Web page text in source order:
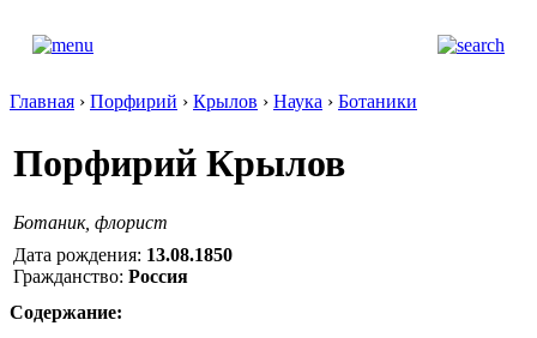
Главная › Порфирий › Крылов › Наука › Ботаники
Порфирий Крылов
Ботаник, флорист
Дата рождения: 13.08.1850
Гражданство: Россия
Содержание: